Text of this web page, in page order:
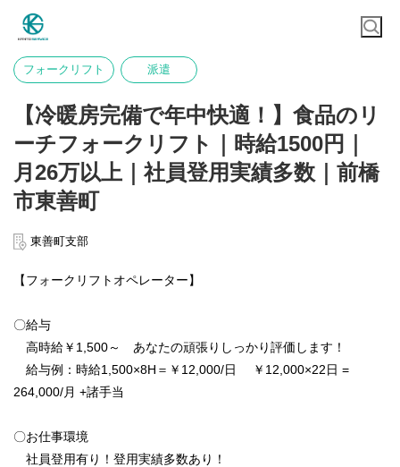
フォークリフト 派遣
【冷暖房完備で年中快適！】食品のリ
ーチフォークリフト｜時給1500円｜
月26万以上｜社員登用実績多数｜前橋
市東善町
東善町支部
【フォークリフトオペレーター】
〇給与
高時給￥1,500～ あなたの頑張りしっかり評価します！
給与例：時給1,500×8H＝￥12,000/日 ￥12,000×22日 =
264,000/月 +諸手当
〇お仕事環境
社員登用有り！登用実績多数あり！